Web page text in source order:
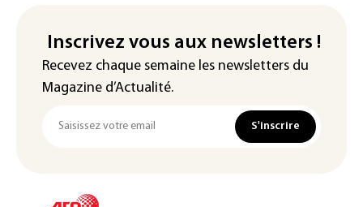
Inscrivez vous aux newsletters !
Recevez chaque semaine les newsletters du
Magazine d’Actualité.
S'inscrire